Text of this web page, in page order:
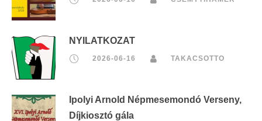
NYILATKOZAT
2026-06-16 TAKACSOTTO
Ipolyi Arnold Népmesemondó Verseny,
Díjkiosztó gála